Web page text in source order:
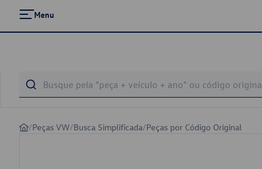
Menu
/Peças VW/Busca Simplificada/Peças por Código Original